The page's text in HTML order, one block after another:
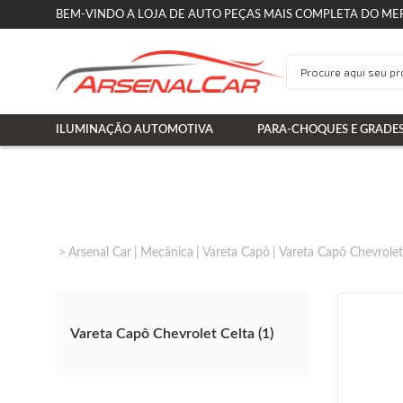
BEM-VINDO A LOJA DE AUTO PEÇAS MAIS COMPLETA DO
ILUMINAÇÃO AUTOMOTIVA PARA-CHOQUES E
Arsenal Car Mecânica Vareta Capô Vareta Capô Chevrolet
Vareta Capô Chevrolet Celta (1)